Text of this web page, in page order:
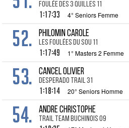
Foulée des 3 Quilles 11
1:17:33 4° Seniors Femme
52. PHILOMIN Carole
les Foulées du Sou 11
1:17:49 1° Masters 2 Femme
53. CANCEL Olivier
DESPERADO TRAIL 31
1:18:14 20° Seniors Homme
54. ANDRE Christophe
Trail Team Buchinois 09